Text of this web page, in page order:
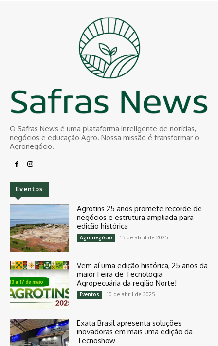
O Safras News é uma plataforma inteligente de notícias,
negócios e educação Agro. Nossa missão é transformar o
Agronegócio.
Eventos
Agrotins 25 anos promete recorde de
negócios e estrutura ampliada para
edição histórica
Agronegócio 15 de abril de 2025
Vem aí uma edição histórica, 25 anos da
maior Feira de Tecnologia
Agropecuária da região Norte!
Eventos 10 de abril de 2025
Exata Brasil apresenta soluções
inovadoras em mais uma edição da
Tecnoshow